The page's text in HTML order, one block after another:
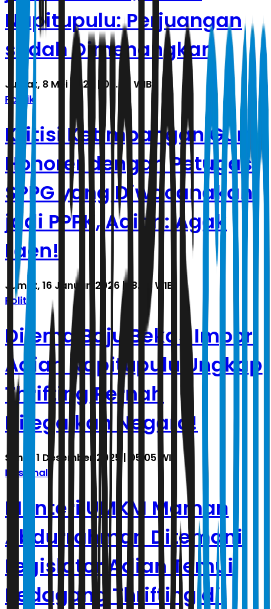
Napitupulu: Perjuangan
sudah Dimenangkan
Jumat, 8 Mei 2026 | 02.00 WIB
Politik
Kritisi Ketimpangan Guru
Honorer dengan Petugas
SPPG yang Diwacanakan
jadi PPPK, Adian: Agak
Laen!
Jumat, 16 Januari 2026 | 18.08 WIB
Politik
Dilema Baju Bekas Impor:
Adian Napitupulu Ungkap
Thrifting Pernah
Dilegalkan Negara!
Senin, 1 Desember 2025 | 05.05 WIB
Nasional
Menteri UMKM Maman
Abdurrahman Ditemani
Legislator Adian Temui
Pedagang Thrifting di